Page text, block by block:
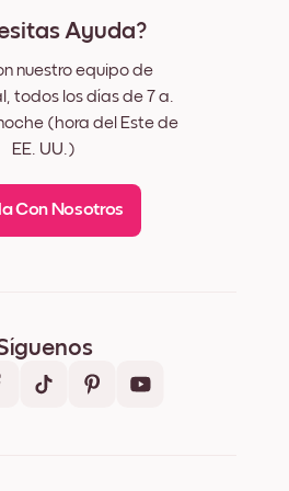
Ayuda?
nuestro equipo de
todos los días de 7 a.
(hora del Este de
EE. UU.)
Con Nosotros